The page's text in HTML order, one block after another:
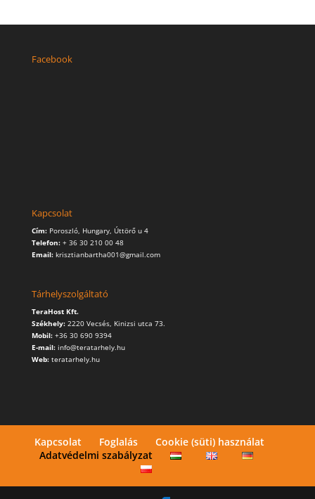
Facebook
Kapcsolat
Cím: Poroszló, Hungary, Úttörő u 4
Telefon:+ 36 30 210 00 48
Email:krisztianbartha001@gmail.com
Tárhelyszolgáltató
TeraHost Kft.
Székhely: 2220 Vecsés, Kinizsi utca 73.
Mobil: +36 30 690 9394
E-mail: info@teratarhely.hu
Web: teratarhely.hu
Kapcsolat Foglalás
Cookie (süti) használat
Adatvédelmi szabályzat